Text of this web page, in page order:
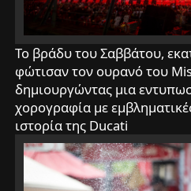
Το βράδυ του Σαββάτου,
φώτισαν τον ουρανό του
δημιουργώντας μια
χορογραφία με
ιστορία της Ducati